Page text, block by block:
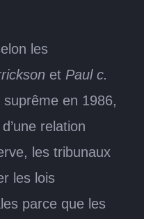
les
et Paul c.
en 1986,
relation
les tribunaux
les lois
parce que les